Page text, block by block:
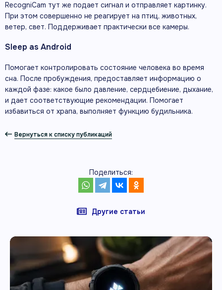
RecogniCam тут же подает сигнал и отправляет картинку.
При этом совершенно не реагирует на птиц, животных,
ветер, свет. Поддерживает практически все камеры.
Sleep as Android
Помогает контролировать состояние человека во время
сна. После пробуждения, предоставляет информацию о
каждой фазе: какое было давление, сердцебиение, дыхание,
и дает соответствующие рекомендации. Помогает
избавиться от храпа, выполняет функцию будильника.
Вернуться к списку публикаций
Поделиться:
Другие статьи